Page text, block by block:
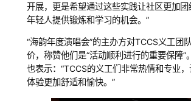
开展，更是希望通过这些实践让社区更加团
年轻人提供锻炼和学习的机会。”
“海韵年度演唱会”的主办方对TCCS义工团
价，称赞他们是“活动顺利进行的重要保障”
也表示：“TCCS的义工们非常热情和专业
体验更加舒适和愉快。”